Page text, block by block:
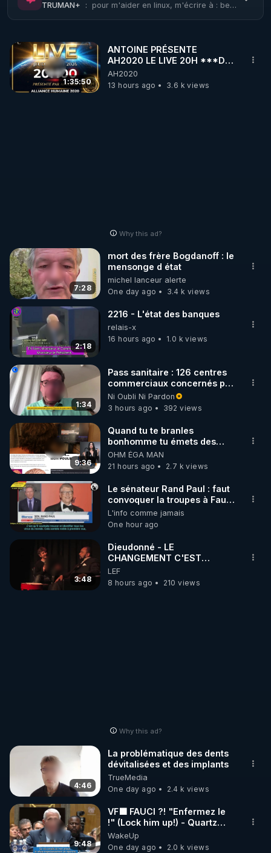
TRUMAN+ : pour m'aider en linux, m'écrire à : bestofcomputer@hotmail.com
1:35:50
ANTOINE PRÉSENTE
AH2020 LE LIVE 20H ***DU
06/08/2026***
AH2020
13 hours ago
3.6 k views
Why this ad?
7:28
mort des frère Bogdanoff : le
mensonge d état
michel lanceur alerte
One day ago
3.4 k views
2:18
2216 - L'état des banques
relais-x
16 hours ago
1.0 k views
1:34
Pass sanitaire : 126 centres
commerciaux concernés par
l'obligation dans toute la
France
Ni Oubli Ni Pardon
3 hours ago
392 views
9:36
Quand tu te branles
bonhomme tu émets des
ondes ils ont juste omis de
t'expliquer
OHM ÉGA MAN
21 hours ago
2.7 k views
Le sénateur Rand Paul : faut
convoquer la troupes à Fauci
puis Bille gates, famille
eugéniste de le 18 siecle ! 😒
https://odysee.com/@anonyme:d3/
L'info comme jamais
One hour ago
3:48
Dieudonné - LE
CHANGEMENT C'EST
MAINTENANT
LEF
8 hours ago
210 views
Why this ad?
4:46
La problématique des dents
dévitalisées et des implants
TrueMedia
One day ago
2.4 k views
9:48
VF🟩 FAUCI ?! "Enfermez le
!" (Lock him up!) - Quartz
Traduction
WakeUp
One day ago
2.0 k views